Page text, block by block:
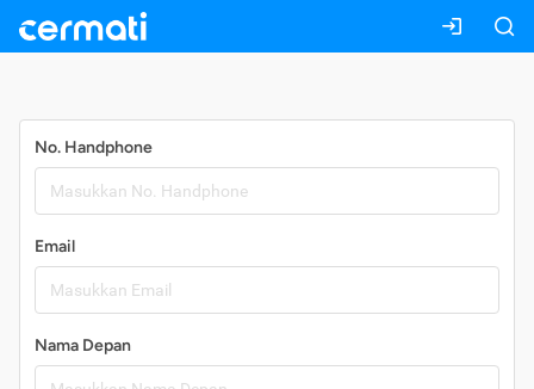
No. Handphone
Email
Nama Depan